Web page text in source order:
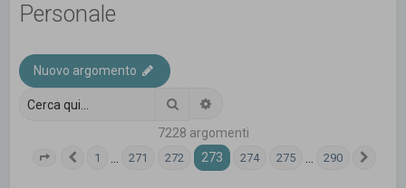
Personale
Nuovo argomento
Cerca
7228 argomenti
Pagina 273 di 290
Precedente
1 271 272 273 274 275 290